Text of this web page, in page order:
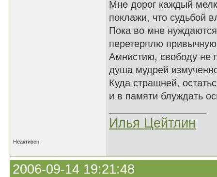
Мне дорог каждый
поклажи, что судьбой
Пока во мне
перетерплю привычную
Амнистию, свободу не
душа мудрей
Куда страшней,
и в памяти блуждать
Илья Цейтлин
Неактивен
2006-09-14 19:21:48